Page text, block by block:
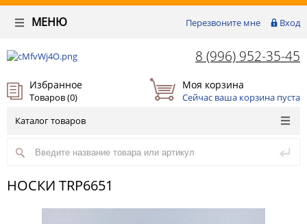
Перезвоните мне Вход
МЕНЮ
8 (996) 952-35-45
Избранное
Товаров (0)
Моя корзина
Сейчас ваша корзина пуста
Каталог товаров
НОСКИ TRP6651